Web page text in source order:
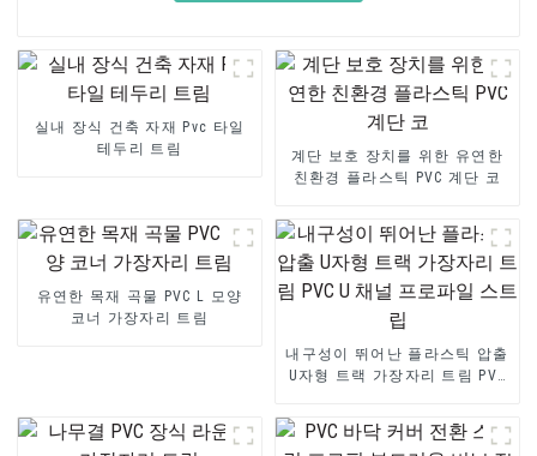
실내 장식 건축 자재 Pvc 타일
테두리 트림
계단 보호 장치를 위한 유연한
친환경 플라스틱 PVC 계단 코
유연한 목재 곡물 PVC L 모양
코너 가장자리 트림
내구성이 뛰어난 플라스틱 압출
U자형 트랙 가장자리 트림 PVC